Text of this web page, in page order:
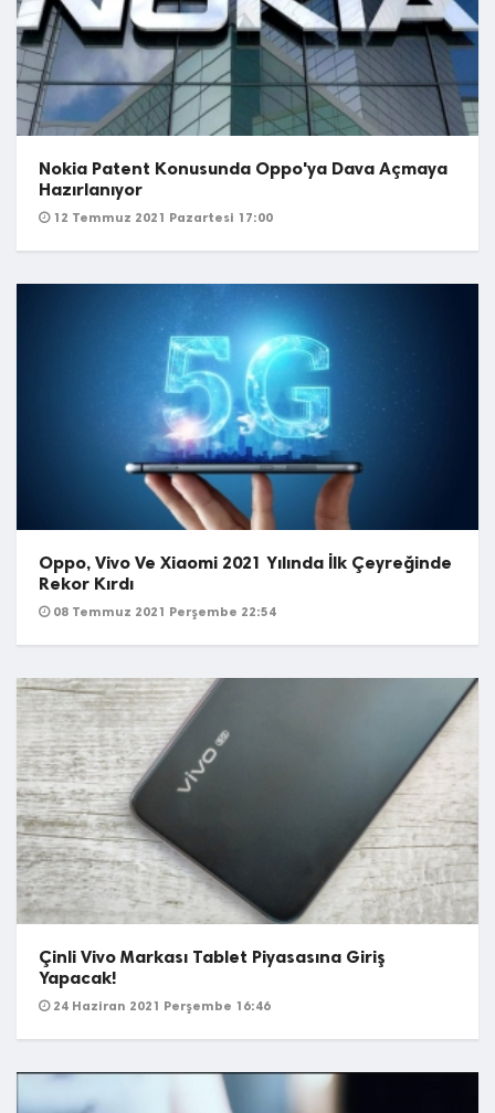
Nokia Patent Konusunda Oppo'ya Dava Açmaya
Hazırlanıyor
12 Temmuz 2021 Pazartesi 17:00
Oppo, Vivo Ve Xiaomi 2021 Yılında İlk Çeyreğinde
Rekor Kırdı
08 Temmuz 2021 Perşembe 22:54
Çinli Vivo Markası Tablet Piyasasına Giriş
Yapacak!
24 Haziran 2021 Perşembe 16:46